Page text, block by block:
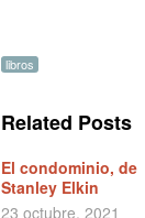
libros
Related Posts
El condominio, de
Stanley Elkin
23 octubre, 2021